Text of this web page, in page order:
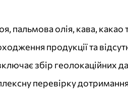
пальмова олія, кава,
продукції та
збір геолокаційних
перевірку